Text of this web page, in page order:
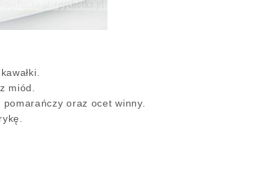
miód.
oraz ocet winny.